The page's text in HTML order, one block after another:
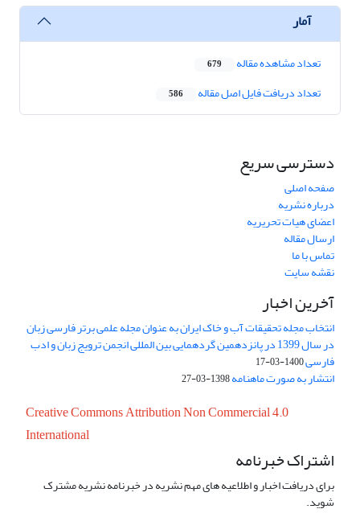
آمار
تعداد مشاهده مقاله 679
تعداد دریافت فایل اصل مقاله 586
دسترسی سریع
صفحه اصلی
درباره نشریه
اعضای هیات تحریریه
ارسال مقاله
تماس با ما
نقشه سایت
آخرین اخبار
انتخاب مجله تحقیقات آب و خاک ایران به عنوان مجله علمی برتر فارسی زبان
در سال 1399 در پانزدهمین گردهمایی بین المللی انجمن ترویج زبان و ادب
فارسی1400-03-17
انتشار به صورت ماهنامه1398-03-27
Creative Commons Attribution Non Commercial 4.0
International
اشتراک خبرنامه
برای دریافت اخبار و اطلاعیه های مهم نشریه در خبرنامه نشریه مشترک
شوید.